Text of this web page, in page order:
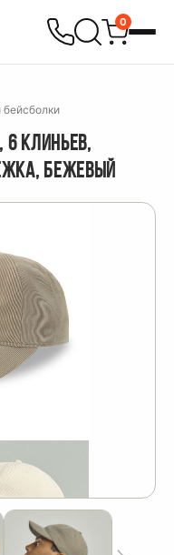
0
бейсболки
6 КЛИНЬЕВ,
БЕЖЕВЫЙ